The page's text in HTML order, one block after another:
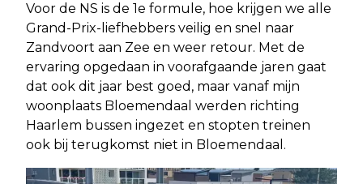
Voor de NS is de 1e formule, hoe krijgen we alle
Grand-Prix-liefhebbers veilig en snel naar
Zandvoort aan Zee en weer retour. Met de
ervaring opgedaan in voorafgaande jaren gaat
dat ook dit jaar best goed, maar vanaf mijn
woonplaats Bloemendaal werden richting
Haarlem bussen ingezet en stopten treinen
ook bij terugkomst niet in Bloemendaal.